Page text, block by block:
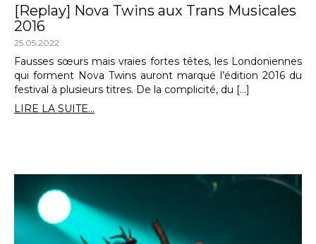
[Replay] Nova Twins aux Trans Musicales
2016
25.05.2022
Fausses sœurs mais vraies fortes têtes, les Londoniennes
qui forment Nova Twins auront marqué l’édition 2016 du
festival à plusieurs titres. De la complicité, du […]
LIRE LA SUITE...